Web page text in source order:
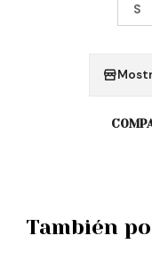
S
También